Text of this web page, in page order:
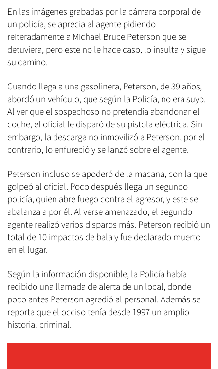
En las imágenes grabadas por la cámara corporal de
un policía, se aprecia al agente pidiendo
reiteradamente a Michael Bruce Peterson que se
detuviera, pero este no le hace caso, lo insulta y sigue
su camino.
Cuando llega a una gasolinera, Peterson, de 39 años,
abordó un vehículo, que según la Policía, no era suyo.
Al ver que el sospechoso no pretendía abandonar el
coche, el oficial le disparó de su pistola eléctrica. Sin
embargo, la descarga no inmovilizó a Peterson, por el
contrario, lo enfureció y se lanzó sobre el agente.
Peterson incluso se apoderó de la macana, con la que
golpeó al oficial. Poco después llega un segundo
policía, quien abre fuego contra el agresor, y este se
abalanza a por él. Al verse amenazado, el segundo
agente realizó varios disparos más. Peterson recibió un
total de 10 impactos de bala y fue declarado muerto
en el lugar.
Según la información disponible, la Policía había
recibido una llamada de alerta de un local, donde
poco antes Peterson agredió al personal. Además se
reporta que el occiso tenía desde 1997 un amplio
historial criminal.